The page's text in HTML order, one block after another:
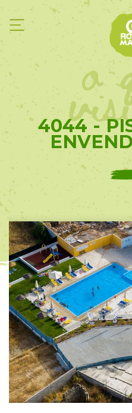
o
4044 -